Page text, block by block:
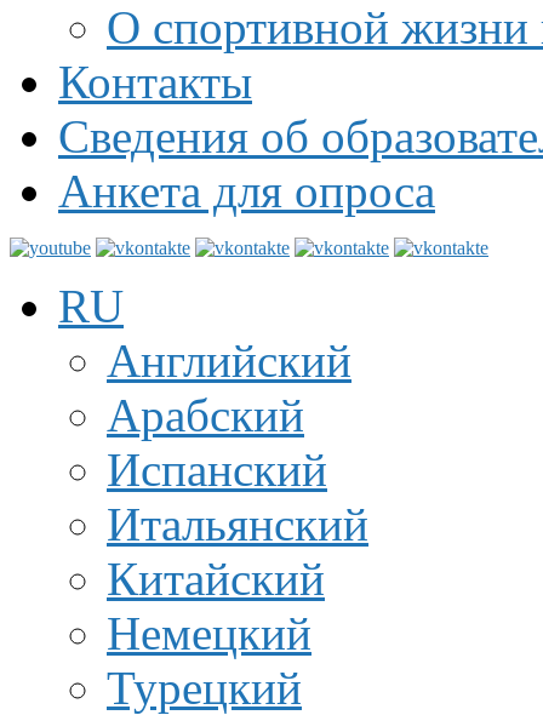
О спортивной жизни
Контакты
Сведения об
Анкета для опроса
RU
Английский
Арабский
Испанский
Итальянский
Китайский
Немецкий
Турецкий